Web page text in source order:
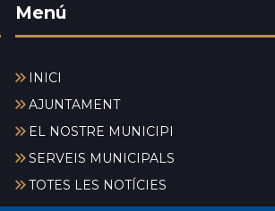
Menú
INICI
AJUNTAMENT
EL NOSTRE MUNICIPI
SERVEIS MUNICIPALS
TOTES LES NOTÍCIES